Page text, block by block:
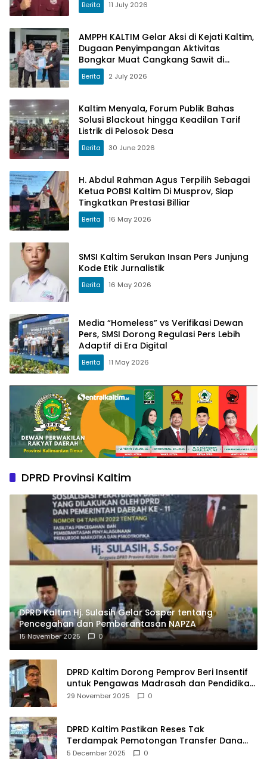
Berita 11 July 2026
AMPPH KALTIM Gelar Aksi di Kejati Kaltim,
Dugaan Penyimpangan Aktivitas
Bongkar Muat Cangkang Sawit di
Logpond Tubaan
Berita 2 July 2026
Kaltim Menyala, Forum Publik Bahas
Solusi Blackout hingga Keadilan Tarif
Listrik di Pelosok Desa
Berita 30 June 2026
H. Abdul Rahman Agus Terpilih Sebagai
Ketua POBSI Kaltim Di Musprov, Siap
Tingkatkan Prestasi Billiar
Berita 16 May 2026
SMSI Kaltim Serukan Insan Pers Junjung
Kode Etik Jurnalistik
Berita 16 May 2026
Media “Homeless” vs Verifikasi Dewan
Pers, SMSI Dorong Regulasi Pers Lebih
Adaptif di Era Digital
Berita 11 May 2026
DPRD Provinsi Kaltim
DPRD Kaltim Hj. Sulasih Gelar Sosper tentang
Pencegahan dan Pemberantasan NAPZA
15 November 2025 0
DPRD Kaltim Dorong Pemprov Beri Insentif
untuk Pengawas Madrasah dan Pendidikan
Agama
29 November 2025 0
DPRD Kaltim Pastikan Reses Tak
Terdampak Pemotongan Transfer Dana
Pusat
5 December 2025 0